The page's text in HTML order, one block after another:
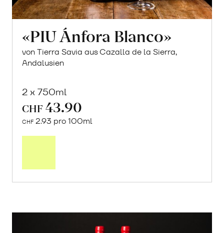
«PIU Ánfora Blanco»
von Tierra Savia aus Cazalla de la Sierra,
Andalusien
2 x 750ml
CHF 43.90
CHF 2.93 pro 100ml